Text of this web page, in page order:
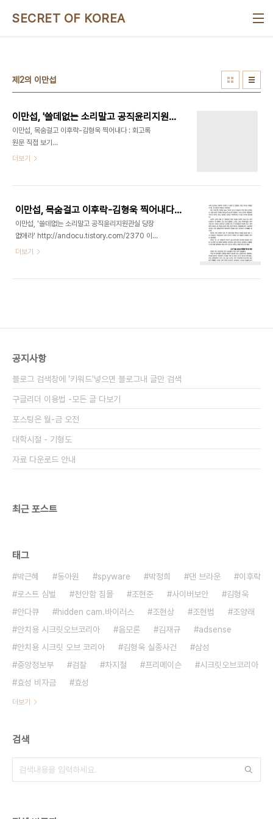
SECRET OF KOREA
제2의 이만섭
이만섭, '쓸데없는 소리말고 공직윤리지원관실 당장 없애라'
이만섭, 목숨걸고 이후락-김형욱 찍어내다 : 회고록
원문 직접 보기
http://andocu.tistory.com/2351 이만섭 전 국
다’에 출연, “보고체계 개선 등 쓸데없는 소리를 하지
말고 즉각 없애야 한다. 왜 이런 기구를 만드느냐”고
말했다. 원본출처
http://news.chosun.com/site/data/html_dir/2010/07/08/
Dep1=news&Dep2=headline1&Dep3=h1_01_rel01
시 수정안에 가장 앞장선 사람으로, 당연..
더보기
이만섭, 목숨걸고 이후락-김형욱 찍어내다 : 회고록 원문 직접 보기
이만섭, '쓸데없는 소리말고 공직윤리지원관실 당장
없애라' http://andocu.tistory.com/2370 이
만섭 전 국회의장이 지난 1989년 펴낸 책 '증언대
이지를 책 그대로 올립니다
더보기
공지사항
블로그 검색창에 '키워드'넣으면 블로그내 글만 검색
구글리더 이용법 -모든 글 다보기
포스팅은 월-금 오전
대학시절 - 기형도
자료 다운로드 안내
최근 포스트
태그
박근혜 동아원 spyware 박정희 댄 브라운
이후락
로스트 심벌
천안함 침몰 조현준 사이버보안
김형욱
안다큐
hidden cam.바이러스 조현상 조현범
조양래
안치용 시크릿오브코리아
음모론 김재규
adsense
안치용 시크릿 오브 코리아
김형욱 실종사건
삼성
중앙정보부
검찰 차지철 프리메이슨
시크릿오브코리아
효성 비자금
효성
더보기
검색